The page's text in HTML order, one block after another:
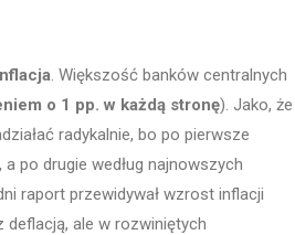
. Większość banków centralnych
o 1 pp. w każdą stronę). Jako, że
radykalnie, bo po pierwsze
po drugie według najnowszych
raport przewidywał wzrost inflacji
deflacją, ale w rozwiniętych